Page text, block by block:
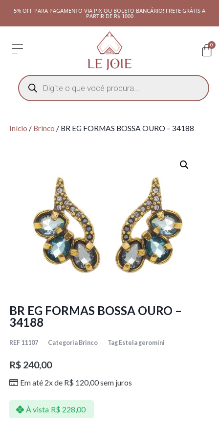
5% OFF PARA PAGAMENTO VIA PIX OU BOLETO BANCÁRIO! FRETE GRÁTIS A
PARTIR DE R$ 1000
0
Início / Brinco / BR EG FORMAS BOSSA OURO – 34188
BR EG FORMAS BOSSA OURO –
34188
REF 11107 Categoria Brinco Tag Estela geromini
R$240,00
Em até 2x de R$ 120,00sem juros
À vista R$ 228,00